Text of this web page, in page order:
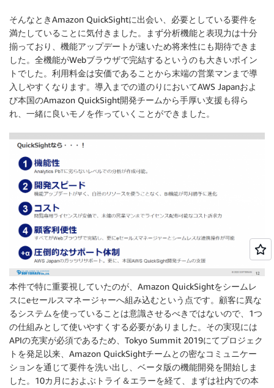
そんなときAmazon QuickSightに出会い、必要としている要件を
満たしていることに気付きました。まず分析機能と表現力は十分
揃っており、機能アップデートが速いため将来性にも期待できま
した。全機能がWebブラウザで完結するというのも大きいポイン
トでした。利用料金は安価であることから末端の営業マンまで導
入しやすくなります。導入までの道のりにおいてAWS Japanおよ
び本国のAmazon QuickSight開発チームから手厚い支援も得ら
れ、一緒に良いモノを作っていくことができました。
本件で特に重要視していたのが、Amazon QuickSightをシームレ
スにeセールスマネージャーへ組み込むという点です。顧客に異な
るシステムを使っていることは意識させるべきではないので、1つ
の仕組みとして使いやすくする必要がありました。その実現には
APIの充実が必須であるため、Tokyo Summit 2019にてプロジェク
トを発足以来、Amazon QuickSightチームとの密なコミュニケー
ションを通じて要件を洗い出し、ベータ版の機能開発を開始しま
した。10カ月におよぶトライ＆エラーを経て、まずは社内での本